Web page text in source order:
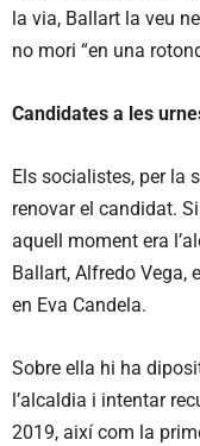
la via, Ballart la veu
no mori “en una
Candidates a les
Els socialistes, per la
renovar el candidat.
aquell moment era
Ballart, Alfredo Vega,
en Eva Candela.
Sobre ella hi ha
l’alcaldia i intentar
2019, així com la